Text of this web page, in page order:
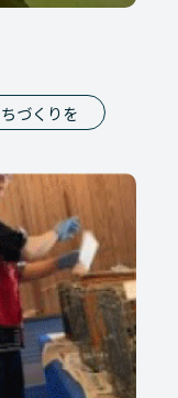
づくりを